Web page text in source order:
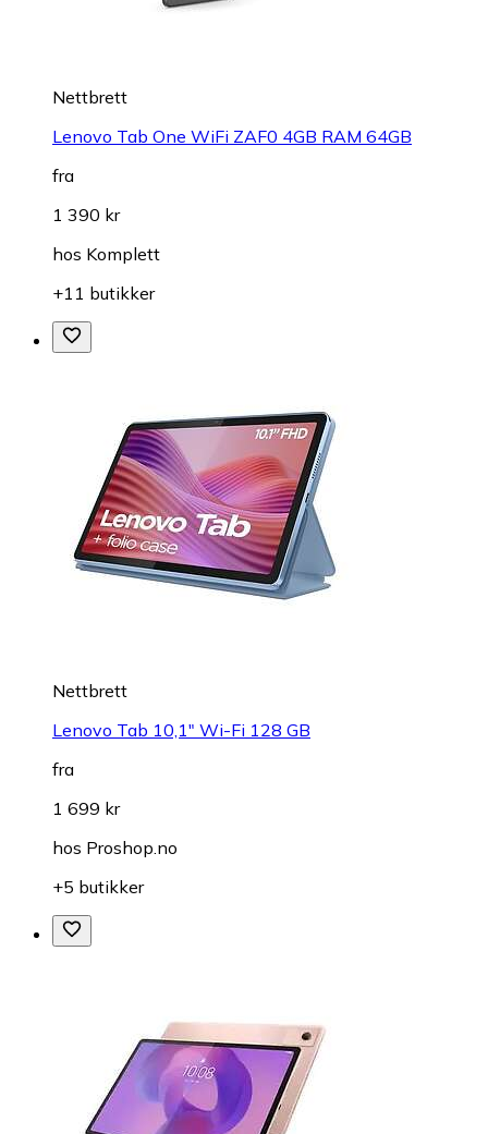
Nettbrett
Lenovo Tab One WiFi ZAF0 4GB RAM 64GB
fra
1 390 kr
hos Komplett
+11 butikker
Nettbrett
Lenovo Tab 10,1" Wi-Fi 128 GB
fra
1 699 kr
hos Proshop.no
+5 butikker